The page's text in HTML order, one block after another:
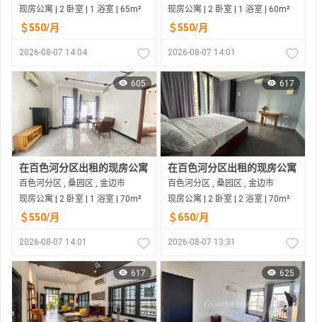
现房公寓 | 2 卧室 | 1 浴室 | 65m²
＄550/月
2026-08-07 14:04
现房公寓 | 2 卧室 | 1 浴室 | 60m²
＄550/月
2026-08-07 14:01
605
在百色河分区出租的现房公寓
百色河分区 , 桑园区 , 金边市
现房公寓 | 2 卧室 | 1 浴室 | 70m²
＄550/月
2026-08-07 14:01
617
在百色河分区出租的现房公寓
百色河分区 , 桑园区 , 金边市
现房公寓 | 2 卧室 | 2 浴室 | 70m²
＄650/月
2026-08-07 13:31
617 625